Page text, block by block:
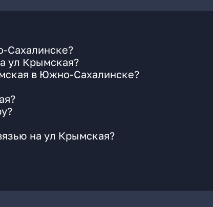
Сахалинске?
ул Крымская?
в Южно-Сахалинске?
на ул Крымская?